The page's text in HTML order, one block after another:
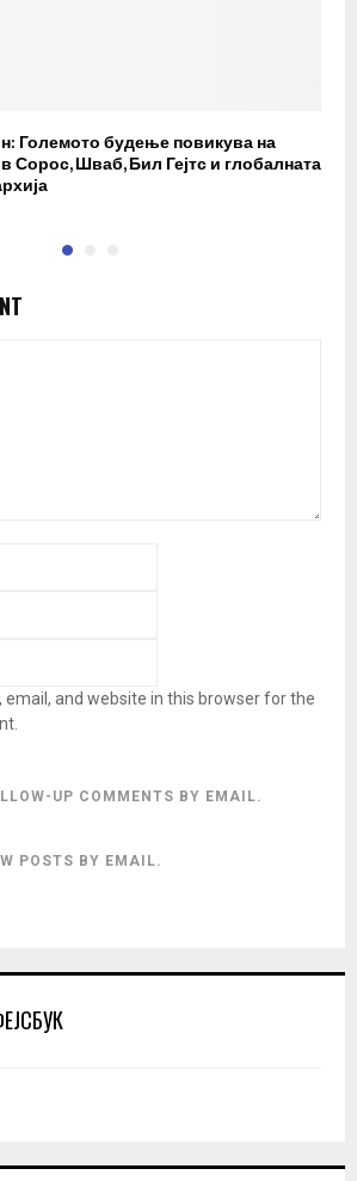
Големото будење повикува на
Сорос, Шваб, Бил Гејтс и глобалната
email, and website in this browser for the
UP COMMENTS BY EMAIL.
POSTS BY EMAIL.